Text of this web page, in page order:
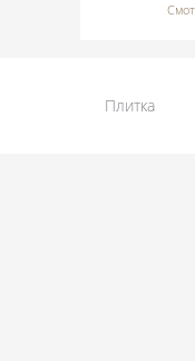
Плитка